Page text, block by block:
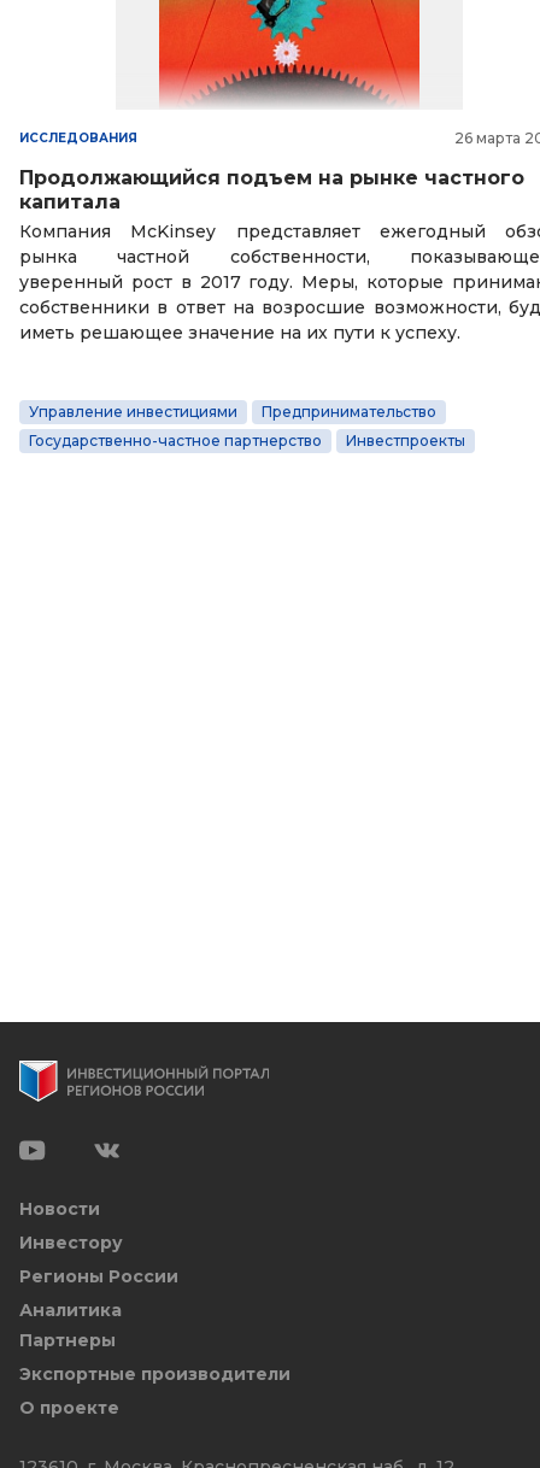
ИССЛЕДОВАНИЯ 26 марта
Продолжающийся подъем на рынке частного
капитала
Компания McKinsey представляет ежегодный
рынка частной собственности,
уверенный рост в 2017 году. Меры, которые
собственники в ответ на возросшие возможности,
иметь решающее значение на их пути к успеху.
Управление инвестициями
Предпринимательство
Государственно-частное партнерство
Инвестпроекты
Новости
Инвестору
Регионы России
Аналитика
Партнеры
Экспортные производители
О проекте